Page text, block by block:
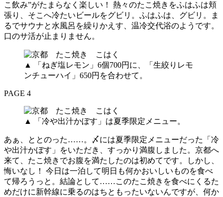
こ飲み”がたまらなく楽しい！ 熱々のたこ焼きをふはふは頬
張り、そこへ冷たいビールをグビリ。ふはふは、グビリ。ま
るでサウナと水風呂を繰りかえす、温冷交代浴のようです。
口のサ活が止まりません。
▲ 「ねぎ塩レモン」6個700円に、「生絞りレモ
ンチューハイ」650円を合わせて。
PAGE 4
▲ 「冷や出汁かぼす」は夏季限定メニュー。
あぁ、ととのった……。〆には夏季限定メニューだった「冷
や出汁かぼす」をいただき、すっかり満腹しました。京都へ
来て、たこ焼きでお腹を満たしたのは初めてです。しかし、
悔いなし！ 今日は一泊して明日も何かおいしいものを食べ
て帰ろうっと。結論として……このたこ焼きを食べにくるた
めだけに新幹線に乗るのはちともったいないんですが、何か